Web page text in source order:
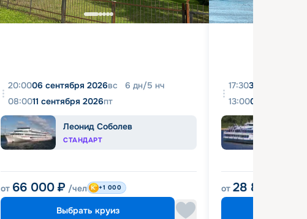
20:0006 сентября 2026вс 6 дн/5 нч
08:0011 сентября 2026пт
Леонид Соболев
СТАНДАРТ
от 66 000 ₽ /чел +1 000
Выбрать круиз
17:3031 августа
13:0004 сентября
от 28 800